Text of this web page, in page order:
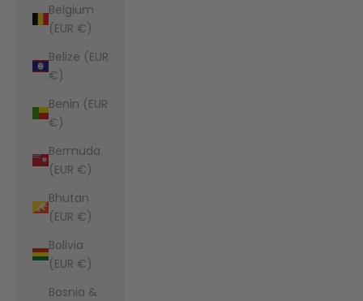
Belgium
(EUR €)
Belize (EUR
€)
Benin (EUR
€)
Bermuda
(EUR €)
Bhutan
(EUR €)
Bolivia
(EUR €)
Bosnia &